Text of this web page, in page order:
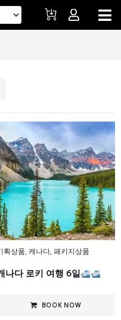
획상품,캐나다,패키지상품
나다 로키 여행 6일
BOOK NOW